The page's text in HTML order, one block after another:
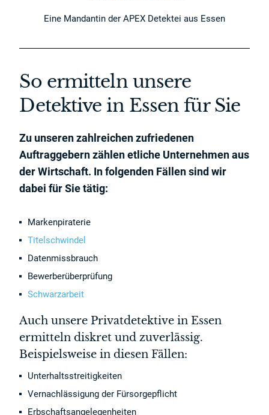
Eine Mandantin der APEX Detektei aus Essen
So ermitteln unsere
Detektive in Essen für Sie
Zu unseren zahlreichen zufriedenen
Auftraggebern zählen etliche Unternehmen aus
der Wirtschaft. In folgenden Fällen sind wir
dabei für Sie tätig:
Markenpiraterie
Titelschwindel
Datenmissbrauch
Bewerberüberprüfung
Schwarzarbeit
Auch unsere Privatdetektive in Essen
ermitteln diskret und zuverlässig.
Beispielsweise in diesen Fällen:
Unterhaltsstreitigkeiten
Vernachlässigung der Fürsorgepflicht
Erbschaftsangelegenheiten